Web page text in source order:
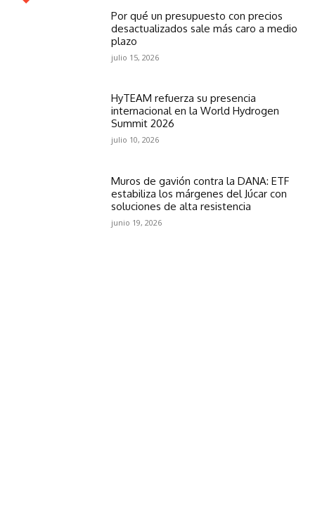
Por qué un presupuesto con precios
desactualizados sale más caro a medio
plazo
julio 15, 2026
HyTEAM refuerza su presencia
internacional en la World Hydrogen
Summit 2026
julio 10, 2026
Muros de gavión contra la DANA: ETF
estabiliza los márgenes del Júcar con
soluciones de alta resistencia
junio 19, 2026